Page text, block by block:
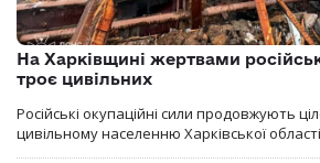
На Харківщині жертвами
троє цивільних
Російські окупаційні сили продовжують
цивільному населенню Харківської